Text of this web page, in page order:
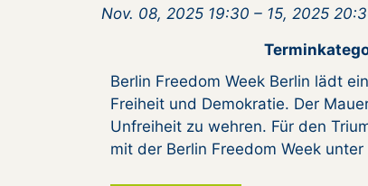
Nov. 08, 2025 19:30 – 15, 2025
Berlin Freedom Week Berlin lädt
Freiheit und Demokratie. Der
Unfreiheit zu wehren. Für den
mit der Berlin Freedom Week